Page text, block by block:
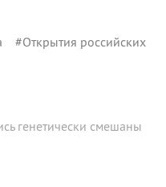
#Открытия российских
генетически смешаны